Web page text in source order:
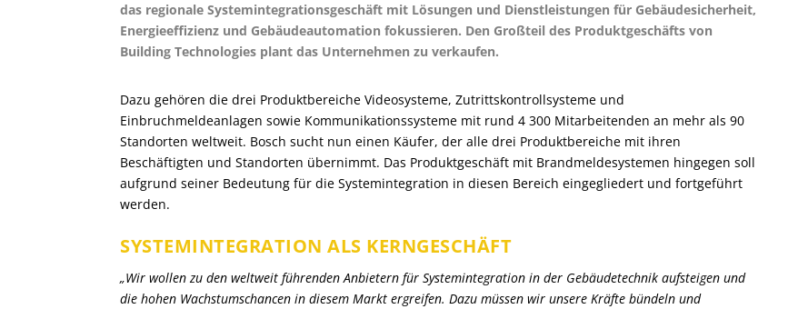
das regionale Systemintegrationsgeschäft mit Lösungen und Dienstleistungen für Gebäudesicherheit,
Energieeffizienz und Gebäudeautomation fokussieren. Den Großteil des Produktgeschäfts von
Building Technologies plant das Unternehmen zu verkaufen.
Dazu gehören die drei Produktbereiche Videosysteme, Zutrittskontrollsysteme und
Einbruchmeldeanlagen sowie Kommunikationssysteme mit rund 4 300 Mitarbeitenden an mehr als 90
Standorten weltweit. Bosch sucht nun einen Käufer, der alle drei Produktbereiche mit ihren
Beschäftigten und Standorten übernimmt. Das Produktgeschäft mit Brandmeldesystemen hingegen soll
aufgrund seiner Bedeutung für die Systemintegration in diesen Bereich eingegliedert und fortgeführt
werden.
SYSTEMINTEGRATION ALS KERNGESCHÄFT
„Wir wollen zu den weltweit führenden Anbietern für Systemintegration in der Gebäudetechnik aufsteigen und
die hohen Wachstumschancen in diesem Markt ergreifen. Dazu müssen wir unsere Kräfte bündeln und